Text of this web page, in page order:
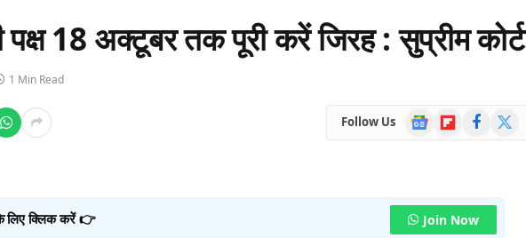
पक्ष 18 अक्टूबर तक पूरी करें जिरह : सुप्रीम कोर्ट
1 Min Read
Follow Us
Google
News
FlipboardFacebook
क्लिक करें 👉 Join Now